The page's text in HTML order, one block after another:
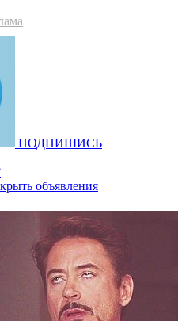
ПОДПИШИСЬ
объявления